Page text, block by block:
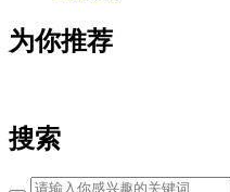
为你推荐
搜索